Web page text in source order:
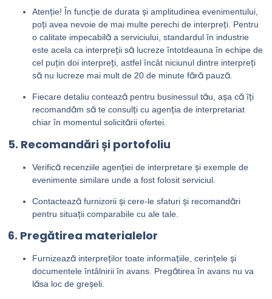
Atenție! În funcție de durata și amplitudinea evenimentului,
poți avea nevoie de mai multe perechi de interpreți. Pentru
o calitate impecabilă a serviciului, standardul în industrie
este acela ca interpreții să lucreze întotdeauna în echipe de
cel puțin doi interpreți, astfel încât niciunul dintre interpreți
să nu lucreze mai mult de 20 de minute fără pauză.
Fiecare detaliu contează pentru businessul tău, așa că îți
recomandăm să te consulți cu agenția de interpretariat
chiar în momentul solicitării ofertei.
5. Recomandări și portofoliu
Verifică recenziile agenției de interpretare și exemple de
evenimente similare unde a fost folosit serviciul.
Contactează furnizorii și cere-le sfaturi și recomandări
pentru situații comparabile cu ale tale.
6. Pregătirea materialelor
Furnizează interpreților toate informațiile, cerințele și
documentele întâlnirii în avans. Pregătirea în avans nu va
lăsa loc de greșeli.